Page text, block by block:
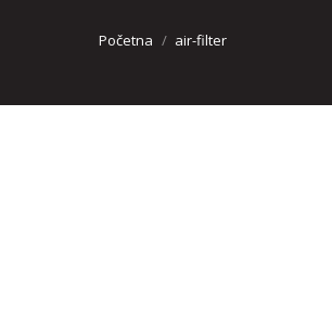
You are here:
Početna air-filter